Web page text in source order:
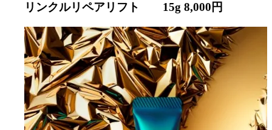
リンクルリペアリフト 15g 8,000円